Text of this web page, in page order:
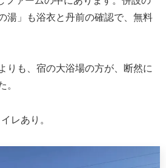
湯」も浴衣と丹前の確認で、無料
りも、宿の大浴場の方が、断然に
。
レあり。